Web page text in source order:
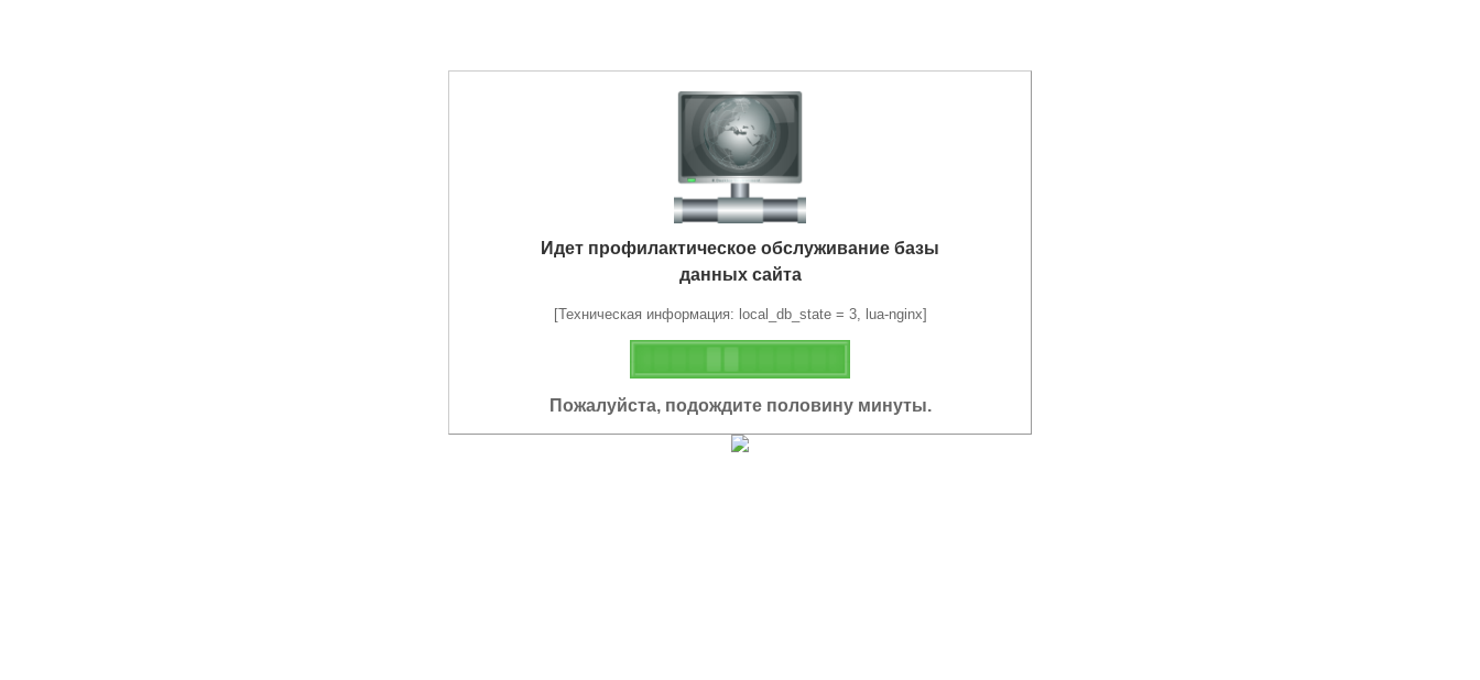
Идет профилактическое обслуживание базы
данных сайта
[Техническая информация: local_db_state = 3, lua-nginx]
Пожалуйста, подождите половину минуты.